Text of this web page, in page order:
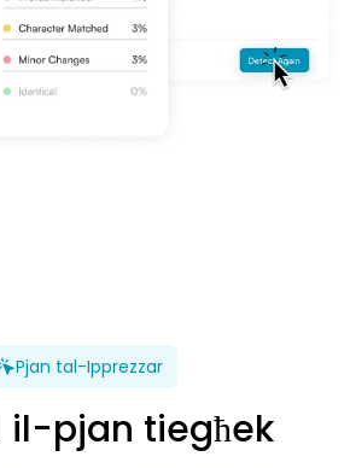
Pjan tal-Ipprezzar
il-pjan tiegħek